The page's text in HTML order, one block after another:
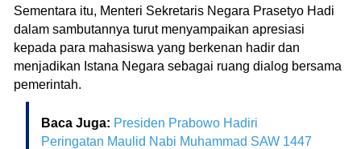
Sementara itu, Menteri Sekretaris Negara Prasetyo Hadi
dalam sambutannya turut menyampaikan apresiasi
kepada para mahasiswa yang berkenan hadir dan
menjadikan Istana Negara sebagai ruang dialog bersama
pemerintah.
Baca Juga: Presiden Prabowo Hadiri
Peringatan Maulid Nabi Muhammad SAW 1447